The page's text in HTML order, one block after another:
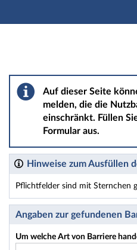
Barriere melden
Auf dieser Seite
melden, die die
einschränkt. Füllen
Formular aus.
Hinweise zum Ausfüllen
Pflichtfelder sind mit Sternchen
Dieses Formular enthält
Angaben zur gefundenen
Um welche Art von Barriere